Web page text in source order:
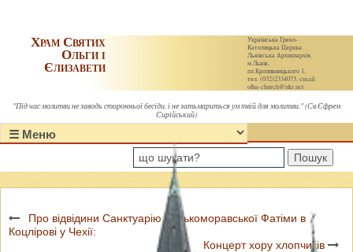
Українська Греко-
Католицька Церква.
Львівська Архиєпархія,
м.Львів,
пл.Кропивницького 1,
тел. (032)2334073, email:
olha-church@ukr.net
Храм Святих
Ольги і
Єлизавети
"Під час молитви не заводь сторонньої бесіди, і не затьмариться ум твій для молитви." (Св.Єфрем
Сирійський)
Пошук
Про відвідини Санктуарію Чеськоморавської Фатіми в
Коцлірові у Чехії:
Концерт хору хлопчиків